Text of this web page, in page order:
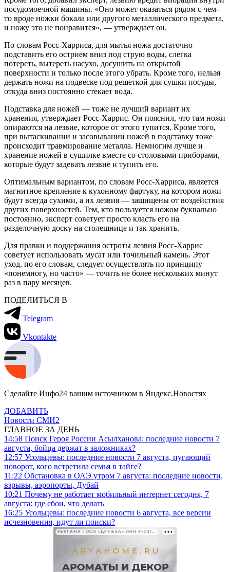
посудомоечной машины. «Оно может оказаться рядом с чем-
то вроде ножки бокала или другого металлического предмета,
и ножу это не понравится», — утверждает он.
По словам Росс-Харриса, для мытья ножа достаточно
подставить его острием вниз под струю воды, слегка
потереть, вытереть насухо, досушить на открытой
поверхности и только после этого убрать. Кроме того, нельзя
держать ножи на подвеске под решеткой для сушки посуды,
откуда вниз постоянно стекает вода.
Подставка для ножей — тоже не лучший вариант их
хранения, утверждает Росс-Харрис. Он пояснил, что там ножи
опираются на лезвие, которое от этого тупится. Кроме того,
при вытаскивании и засовывании ножей в подставку тоже
происходит травмирование металла. Немногим лучше и
хранение ножей в сушилке вместе со столовыми приборами,
которые будут задевать лезвие и тупить его.
Оптимальным вариантом, по словам Росс-Харриса, является
магнитное крепление к кухонному фартуку, на котором ножи
будут всегда сухими, а их лезвия — защищены от воздействия
других поверхностей. Тем, кто пользуется ножом буквально
постоянно, эксперт советует просто класть его на
разделочную доску на столешнице и так хранить.
Для правки и поддержания остроты лезвия Росс-Харрис
советует использовать мусат или точильный камень. Этот
уход, по его словам, следует осуществлять по принципу
«понемногу, но часто» — точить не более нескольких минут
раз в пару месяцев.
ПОДЕЛИТЬСЯ В
Telegram
Vkontakte
Сделайте Инфо24 вашим источником в Яндекс.Новостях
ДОБАВИТЬ
Новости СМИ2
ГЛАВНОЕ ЗА ДЕНЬ
14:58 Поиск Героя России Асылханова: последние новости 7
августа, бойца держат в заложниках?
12:57 Усольцевы: последние новости 7 августа, пугающий
поворот, кого встретила семья в тайге?
11:22 Обстановка в ОАЭ утром 7 августа: последние новости,
взрывы, аэропорты, Дубай
10:21 Почему не работает мобильный интернет сегодня, 7
августа: где сбои, что делать
16:25 Усольцевы: последние новости 6 августа, все версии
исчезновения, идут ли поиски?
РЕКЛАМА • ООО «ДРУЖБА» ИНН 9704146411